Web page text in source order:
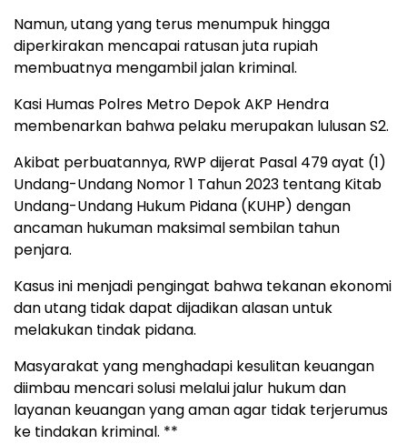
Namun, utang yang terus menumpuk hingga
diperkirakan mencapai ratusan juta rupiah
membuatnya mengambil jalan kriminal.
Kasi Humas Polres Metro Depok AKP Hendra
membenarkan bahwa pelaku merupakan lulusan S2.
Akibat perbuatannya, RWP dijerat Pasal 479 ayat (1)
Undang-Undang Nomor 1 Tahun 2023 tentang Kitab
Undang-Undang Hukum Pidana (KUHP) dengan
ancaman hukuman maksimal sembilan tahun
penjara.
Kasus ini menjadi pengingat bahwa tekanan ekonomi
dan utang tidak dapat dijadikan alasan untuk
melakukan tindak pidana.
Masyarakat yang menghadapi kesulitan keuangan
diimbau mencari solusi melalui jalur hukum dan
layanan keuangan yang aman agar tidak terjerumus
ke tindakan kriminal. **